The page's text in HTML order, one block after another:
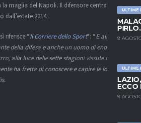
ULTIME
9
ULTIME
ECCO
9
maglia del Napoli. Il difensore centrale
dall’estate 2014.
riferisce “Il Corriere dello Sport“: “E allora, il
della difesa e anche un uomo di enorme
alla luce delle sette stagioni vissute da
ha fretta di conoscere e capire le idee e le